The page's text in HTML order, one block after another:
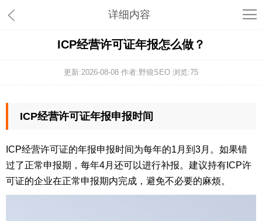
详细内容
ICP经营许可证年报怎么做？
更新:2026-08-08 作者:野狼SEO 浏览:75
ICP经营许可证年报申报时间
ICP经营许可证的年报申报时间为每年的1月到3月。如果错
过了正常申报期，每年4月还可以进行补报。建议持有ICP许
可证的企业在正常申报期内完成，避免不必要的麻烦。